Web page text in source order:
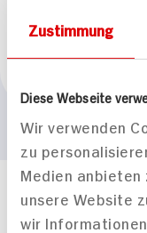
Zustimmung
Diese Webseite
Wir verwenden
zu
Medien
unsere Website
wir
Marke
Häufig gestellte
Mehr